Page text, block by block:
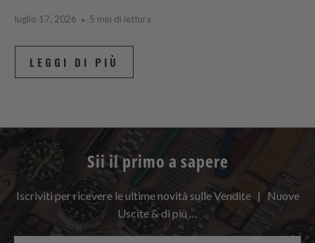
luglio 17, 2026 5 min di lettura
LEGGI DI PIÙ
Sii il primo a sapere
Iscriviti per ricevere le ultime novità sulle Vendite | Nuove
Uscite & di più …